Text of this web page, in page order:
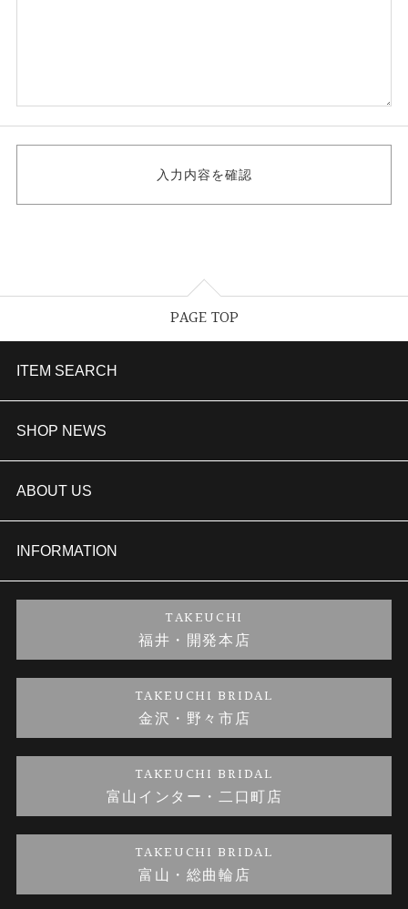
PAGE TOP
ITEM SEARCH
婚約指輪
結婚指輪
セットリング
婚約ネックレス
金・プラチナのお取引
SHOP NEWS
TAKEUCHI BRIDAL金沢本店情報
商品一覧
ブランドリスト
金澤指輪工房｜手作りペアリング
金澤指輪工房｜手作り結婚指輪 and 婚約指輪
金澤指輪工房｜手作り婚約指輪プロポーズプラン
ABOUT US
会社概要
お客様の声
INFORMATION
プライバシーポリシー
TAKEUCHI
福井・開発本店
TAKEUCHI BRIDAL
金沢・野々市店
TAKEUCHI BRIDAL
富山インター・二口町店
TAKEUCHI BRIDAL
富山・総曲輪店